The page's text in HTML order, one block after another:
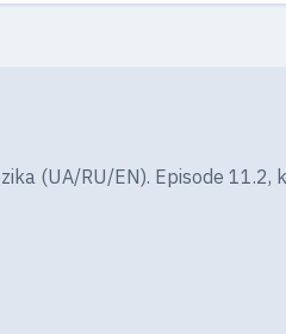
(UA/RU/EN). Episode 11.2,